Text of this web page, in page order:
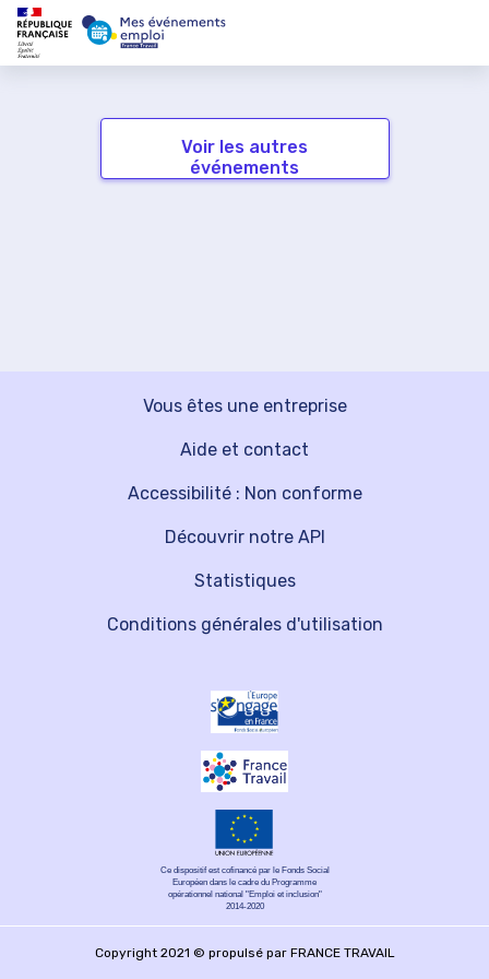
Voir les autres
événements
Vous êtes une entreprise
Découvrir notre API
Aide et contact
Statistiques
Accessibilité : Non conforme
Conditions générales d'utilisation
Ce dispositif est cofinancé par le Fonds Social
Européen dans le cadre du Programme
opérationnel national "Emploi et inclusion"
2014-2020
Copyright 2021 © propulsé par FRANCE TRAVAIL